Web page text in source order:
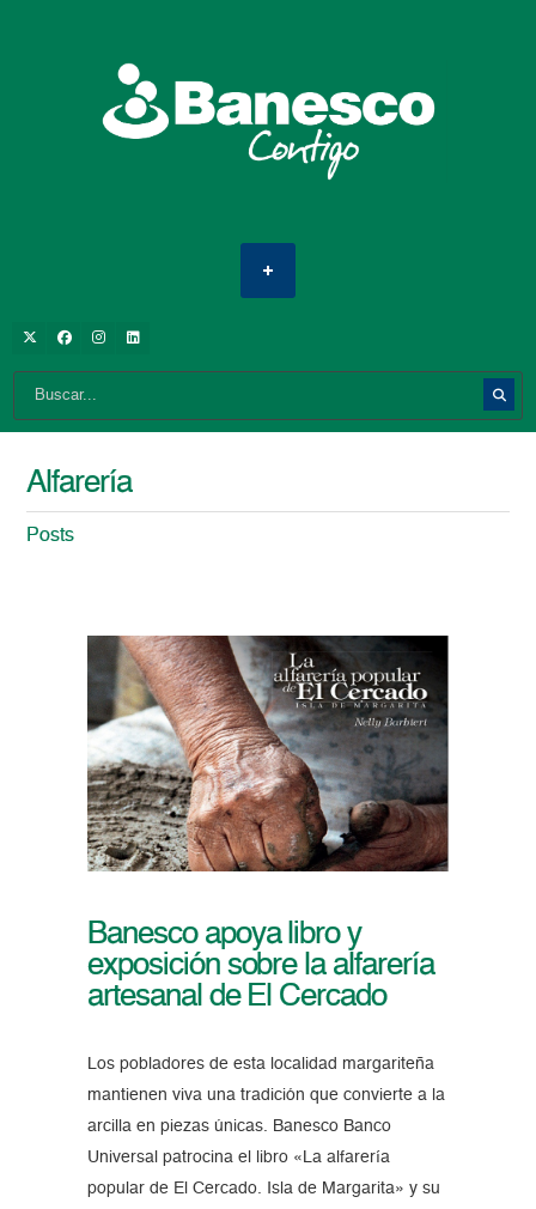
Alfarería
Posts
Banesco apoya libro y
exposición sobre la alfarería
artesanal de El Cercado
Los pobladores de esta localidad margariteña
mantienen viva una tradición que convierte a la
arcilla en piezas únicas. Banesco Banco
Universal patrocina el libro «La alfarería
popular de El Cercado. Isla de Margarita» y su